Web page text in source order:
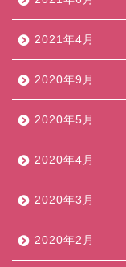
2021年4月
2020年9月
2020年5月
2020年4月
2020年3月
2020年2月